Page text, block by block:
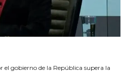
el gobierno de la República supera la